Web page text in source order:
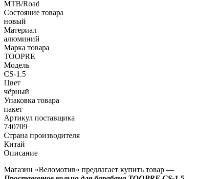
MTB/Road
Состояние товара
новый
Материал
алюминий
Марка товара
TOOPRE
Модель
CS-1.5
Цвет
чёрный
Упаковка товара
пакет
Артикул поставщика
740709
Страна производителя
Китай
Описание
Магазин «Веломотив» предлагает купить товар —